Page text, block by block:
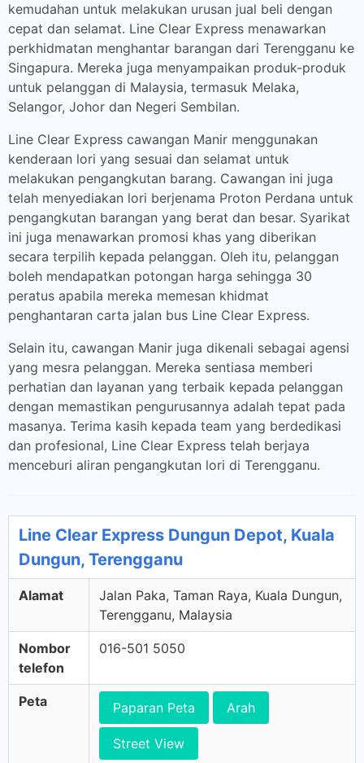
kemudahan untuk melakukan urusan jual beli dengan
cepat dan selamat. Line Clear Express menawarkan
perkhidmatan menghantar barangan dari Terengganu ke
Singapura. Mereka juga menyampaikan produk-produk
untuk pelanggan di Malaysia, termasuk Melaka,
Selangor, Johor dan Negeri Sembilan.
Line Clear Express cawangan Manir menggunakan
kenderaan lori yang sesuai dan selamat untuk
melakukan pengangkutan barang. Cawangan ini juga
telah menyediakan lori berjenama Proton Perdana untuk
pengangkutan barangan yang berat dan besar. Syarikat
ini juga menawarkan promosi khas yang diberikan
secara terpilih kepada pelanggan. Oleh itu, pelanggan
boleh mendapatkan potongan harga sehingga 30
peratus apabila mereka memesan khidmat
penghantaran carta jalan bus Line Clear Express.
Selain itu, cawangan Manir juga dikenali sebagai agensi
yang mesra pelanggan. Mereka sentiasa memberi
perhatian dan layanan yang terbaik kepada pelanggan
dengan memastikan pengurusannya adalah tepat pada
masanya. Terima kasih kepada team yang berdedikasi
dan profesional, Line Clear Express telah berjaya
menceburi aliran pengangkutan lori di Terengganu.
Line Clear Express Dungun Depot, Kuala
Dungun, Terengganu
Alamat
Jalan Paka, Taman Raya, Kuala Dungun,
Terengganu, Malaysia
Nombor
telefon
016-501 5050
Peta Paparan Peta Arah
Street View